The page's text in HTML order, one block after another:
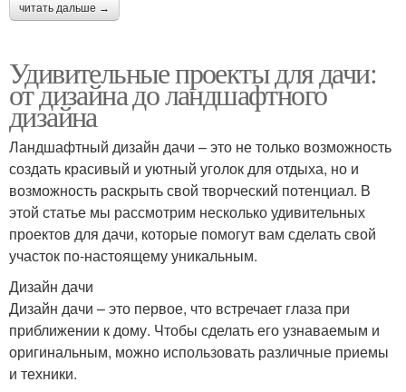
читать дальше →
Удивительные проекты для дачи:
от дизайна до ландшафтного
дизайна
Ландшафтный дизайн дачи – это не только возможность
создать красивый и уютный уголок для отдыха, но и
возможность раскрыть свой творческий потенциал. В
этой статье мы рассмотрим несколько удивительных
проектов для дачи, которые помогут вам сделать свой
участок по-настоящему уникальным.
Дизайн дачи
Дизайн дачи – это первое, что встречает глаза при
приближении к дому. Чтобы сделать его узнаваемым и
оригинальным, можно использовать различные приемы
и техники.